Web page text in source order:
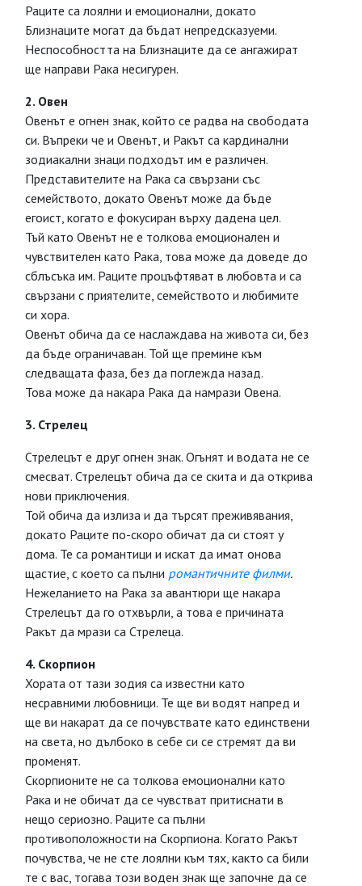
Раците са лоялни и емоционални, докато
Близнаците могат да бъдат непредсказуеми.
Неспособността на Близнаците да се ангажират
ще направи Рака несигурен.
2. Овен
Овенът е огнен знак, който се радва на свободата
си. Въпреки че и Овенът, и Ракът са кардинални
зодиакални знаци подходът им е различен.
Представителите на Рака са свързани със
семейството, докато Овенът може да бъде
егоист, когато е фокусиран върху дадена цел.
Тъй като Овенът не е толкова емоционален и
чувствителен като Рака, това може да доведе до
сблъсъка им. Раците процъфтяват в любовта и са
свързани с приятелите, семейството и любимите
си хора.
Овенът обича да се наслаждава на живота си, без
да бъде ограничаван. Той ще премине към
следващата фаза, без да поглежда назад.
Това може да накара Рака да намрази Овена.
3. Стрелец
Стрелецът е друг огнен знак. Огънят и водата не се
смесват. Стрелецът обича да се скита и да открива
нови приключения.
Той обича да излиза и да търсят преживявания,
докато Раците по-скоро обичат да си стоят у
дома. Те са романтици и искат да имат онова
щастие, с което са пълни романтичните филми.
Нежеланието на Рака за авантюри ще накара
Стрелецът да го отхвърли, а това е причината
Ракът да мрази са Стрелеца.
4. Скорпион
Хората от тази зодия са известни като
несравними любовници. Те ще ви водят напред и
ще ви накарат да се почувствате като единствени
на света, но дълбоко в себе си се стремят да ви
променят.
Скорпионите не са толкова емоционални като
Рака и не обичат да се чувстват притиснати в
нещо сериозно. Раците са пълни
противоположности на Скорпиона. Когато Ракът
почувства, че не сте лоялни към тях, както са били
те с вас, тогава този воден знак ще започне да се